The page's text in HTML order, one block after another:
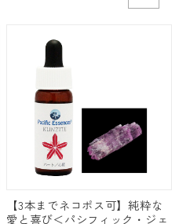
【3本までネコポス可】純粋な
愛と喜び＜パシフィック・ジェ